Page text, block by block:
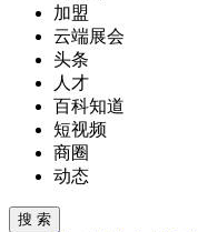
加盟
云端展会
头条
人才
百科知道
短视频
商圈
动态